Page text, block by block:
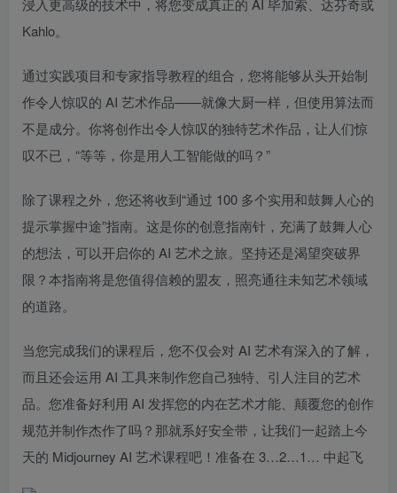
浸入更高级的技术中，将您变成真正的 AI 毕加索、达芬奇或
Kahlo。
通过实践项目和专家指导教程的组合，您将能够从头开始制
作令人惊叹的 AI 艺术作品——就像大厨一样，但使用算法而
不是成分。你将创作出令人惊叹的独特艺术作品，让人们惊
叹不已，“等等，你是用人工智能做的吗？”
除了课程之外，您还将收到“通过 100 多个实用和鼓舞人心的
提示掌握中途”指南。这是你的创意指南针，充满了鼓舞人心
的想法，可以开启你的 AI 艺术之旅。坚持还是渴望突破界
限？本指南将是您值得信赖的盟友，照亮通往未知艺术领域
的道路。
当您完成我们的课程后，您不仅会对 AI 艺术有深入的了解，
而且还会运用 AI 工具来制作您自己独特、引人注目的艺术
品。您准备好利用 AI 发挥您的内在艺术才能、颠覆您的创作
规范并制作杰作了吗？那就系好安全带，让我们一起踏上今
天的 Midjourney AI 艺术课程吧！准备在 3…2…1… 中起飞